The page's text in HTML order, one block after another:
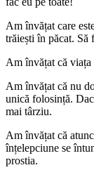
Am învățat care
trăiești în păcat. Să
Am învățat că viața
Am învățat că nu
unică folosință.
mai târziu.
Am învățat că
înțelepciune se
prostia.